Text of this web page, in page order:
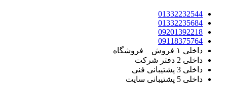
01332232544
01332235684
09201392218
09118375764
داخلی ۱ فروش _ فروشگاه
داخلی 2 دفتر شرکت
داخلی 3 پشتیبانی فنی
داخلی 5 پشتیبانی سایت